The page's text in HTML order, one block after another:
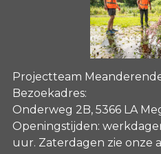
Projectteam
Bezoekadres:
Onderweg 2B, 5366 LA
Openingstijden:
uur. Zaterdagen zie onze